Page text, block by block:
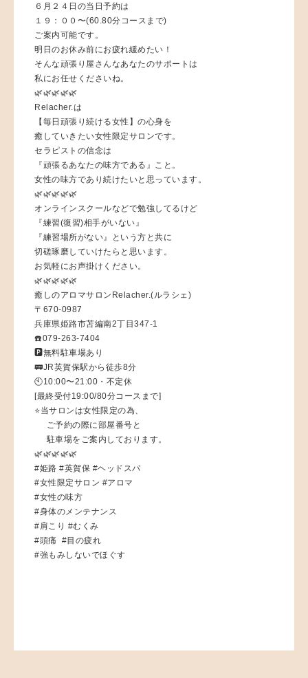
６月２４日の当日予約は
１９：００〜(60.80分コースまで)
ご案内可能です。
明日のお休み前にお疲れ緩めたい！
そんな頑張り屋さんなあなたのサポートは
私にお任せくださいね。
🌿🌿🌿🌿🌿
Relacher.は
【毎日頑張り続ける女性】の心身を
癒していきたい女性限定サロンです。
セラピストの信念は
『頑張るあなたの味方である』こと。
女性の味方であり続けたいと思っています。
🌿🌿🌿🌿🌿
オンラインスクールなどで勉強してるけど
『練習(復習)相手がいない』
『練習場所がない』という方と共に
切磋琢磨していけたらと思います。
お気軽にお声掛けください。
🌿🌿🌿🌿🌿
癒しのアロマサロンRelacher.(ルラシェ)
〒670-0987
兵庫県姫路市苫編南2丁目347-1
☎️079-263-7404
🅿️無料駐車場あり
🚃JR英賀保駅から徒歩8分
🕙10:00〜21:00・不定休
[最終受付19:00/80分コースまで]
⭐️当サロンは女性限定の為、
ご予約の際に部屋番号と
駐車場をご案内しております。
🌿🌿🌿🌿🌿
#姫路 #英賀保 #ヘッドスパ
#女性限定サロン #アロマ
#女性の味方
#身体のメンテナンス
#肩こり #むくみ
#頭痛 #目の疲れ
#強もみしないでほぐす